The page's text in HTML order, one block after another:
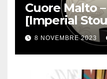
Cuore Malto
[Imperial
8 NOVEMBRE 2023